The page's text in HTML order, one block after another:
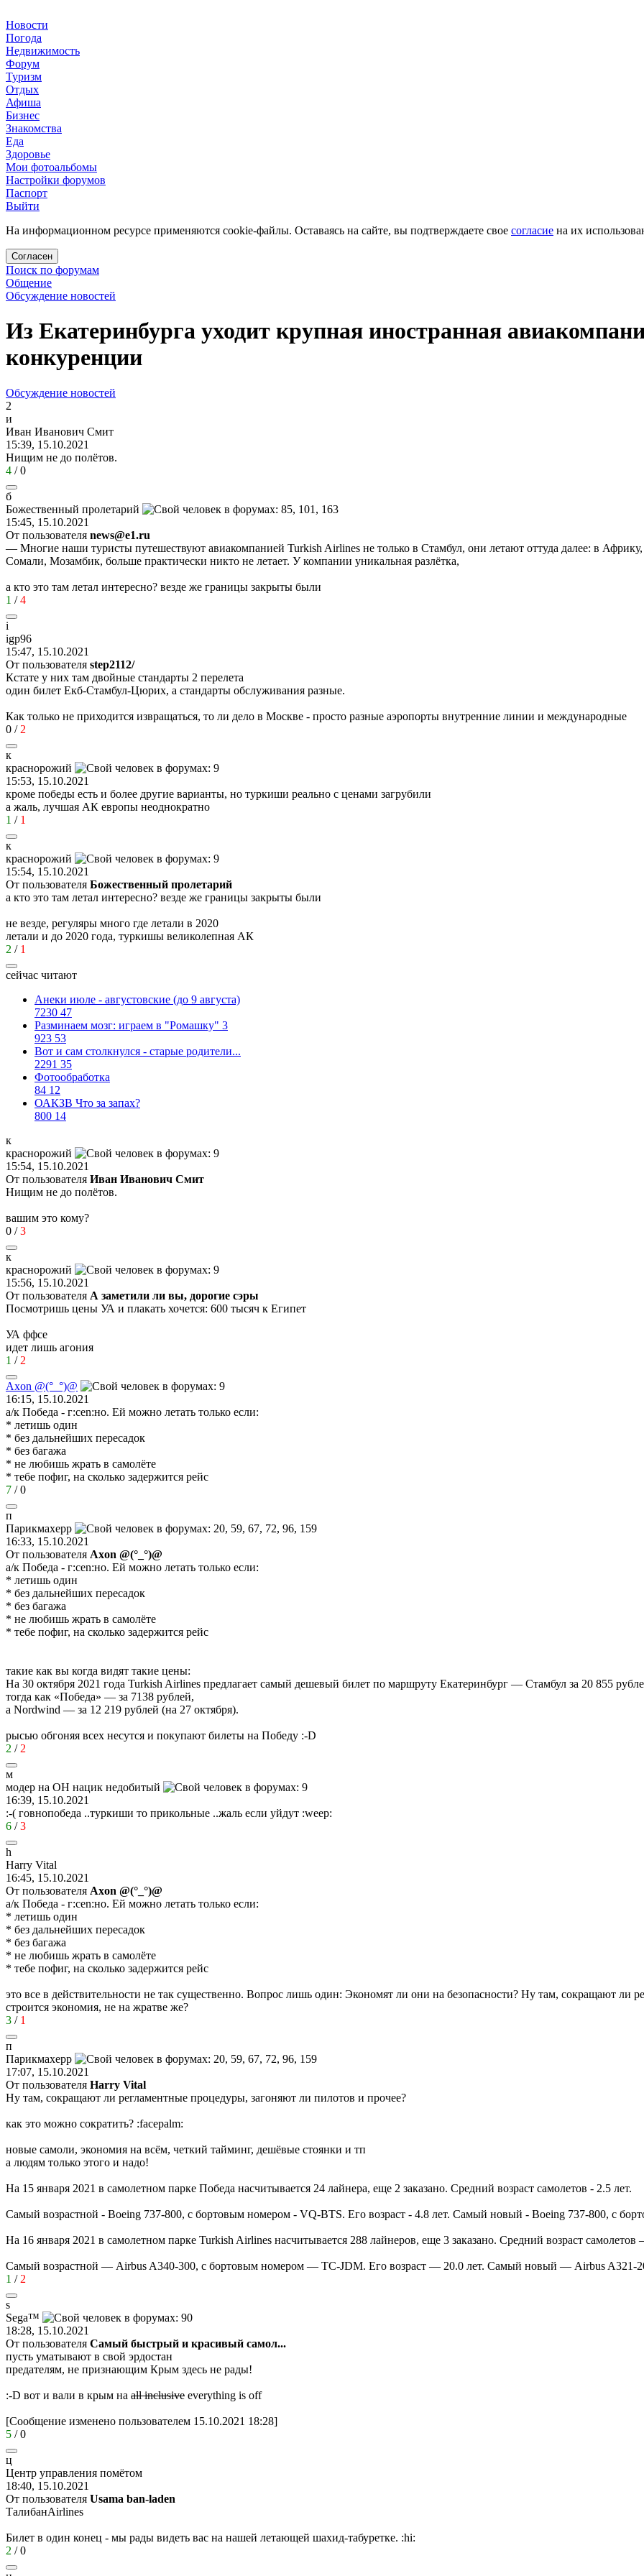
Новости
Погода
Недвижимость
Форум
Туризм
Отдых
Афиша
Бизнес
Знакомства
Еда
Здоровье
Мои фотоальбомы
Настройки форумов
Паспорт
Выйти
На информационном ресурсе применяются cookie-файлы. Оставаясь на сайте, вы подтверждаете свое согласие на их
Согласен
Поиск по форумам
Общение
Обсуждение новостей
Из Екатеринбурга уходит крупная иностранная
конкуренции
Обсуждение новостей
2
и
Иван Иванович Смит
15:39, 15.10.2021
Нищим не до полётов.
4 /0
б
Божественный пролетарий
15:45, 15.10.2021
От пользователя news@e1.ru
— Многие наши туристы путешествуют авиакомпанией Turkish Airlines не только в Стамбул, они летают оттуда далее: в
Сомали, Мозамбик, больше практически никто не летает. У компании уникальная разлётка,
а кто это там летал интересно? везде же границы закрыты были
1 /4
i
igp96
15:47, 15.10.2021
От пользователя step2112/
Кстате у них там двойные стандарты 2 перелета
один билет Екб-Стамбул-Цюрих, а стандарты обслуживания разные.
Как только не приходится извращаться, то ли дело в Москве - просто разные аэропорты внутренние линии и международные
0 / 2
к
краснорожий
15:53, 15.10.2021
кроме победы есть и более другие варианты, но туркиши реально с ценами загрубили
а жаль, лучшая АК европы неоднократно
1 / 1
к
краснорожий
15:54, 15.10.2021
От пользователя Божественный пролетарий
а кто это там летал интересно? везде же границы закрыты были
не везде, регуляры много где летали в 2020
летали и до 2020 года, туркишы великолепная АК
2 / 1
сейчас читают
Анеки июле - августовские (до 9 августа)
7230 47
Разминаем мозг: играем в "Ромашку" 3
923 53
Вот и сам столкнулся - старые родители...
2291 35
Фотообработка
84 12
ОАКЗВ Что за запах?
800 14
к
краснорожий
15:54, 15.10.2021
От пользователя Иван Иванович Смит
Нищим не до полётов.
вашим это кому?
0 /3
к
краснорожий
15:56, 15.10.2021
От пользователя А заметили ли вы, дорогие сэры
Посмотришь цены УА и плакать хочется: 600 тысяч к Египет
УА ффсе
идет лишь агония
1 / 2
Axon @(°_°)@
16:15, 15.10.2021
а/к Победа - г:cen:но. Ей можно летать только если:
* летишь один
* без дальнейших пересадок
* без багажа
* не любишь жрать в самолёте
* тебе пофиг, на сколько задержится рейс
7 /0
п
Парикмахерр
16:33, 15.10.2021
От пользователя Axon @(°_°)@
а/к Победа - г:cen:но. Ей можно летать только если:
* летишь один
* без дальнейших пересадок
* без багажа
* не любишь жрать в самолёте
* тебе пофиг, на сколько задержится рейс
такие как вы когда видят такие цены:
На 30 октября 2021 года Turkish Airlines предлагает самый дешевый билет по маршруту Екатеринбург — Стамбул за 20 855
тогда как «Победа» — за 7138 рублей,
а Nordwind — за 12 219 рублей (на 27 октября).
рысью обгоняя всех несутся и покупают билеты на Победу :-D
2 / 2
м
модер на ОН нацик недобитый
16:39, 15.10.2021
:-( говнопобеда ..туркиши то прикольные ..жаль если уйдут :weep:
6 /3
h
Harry Vital
16:45, 15.10.2021
От пользователя Axon @(°_°)@
а/к Победа - г:cen:но. Ей можно летать только если:
* летишь один
* без дальнейших пересадок
* без багажа
* не любишь жрать в самолёте
* тебе пофиг, на сколько задержится рейс
это все в действительности не так существенно. Вопрос лишь один: Экономят ли они на безопасности? Ну там, сокращают ли
строится экономия, не на жратве же?
3 / 1
п
Парикмахерр
17:07, 15.10.2021
От пользователя Harry Vital
Ну там, сокращают ли регламентные процедуры, загоняют ли пилотов и прочее?
как это можно сократить? :facepalm:
новые самоли, экономия на всём, четкий тайминг, дешёвые стоянки и тп
а людям только этого и надо!
На 15 января 2021 в самолетном парке Победа насчитывается 24 лайнера, еще 2 заказано. Средний возраст самолетов - 2.5 лет.
Самый возрастной - Boeing 737-800, с бортовым номером - VQ-BTS. Его возраст - 4.8 лет. Самый новый - Boeing 737-800, с
На 16 января 2021 в самолетном парке Turkish Airlines насчитывается 288 лайнеров, еще 3 заказано. Средний возраст самолетов
Самый возрастной — Airbus A340-300, с бортовым номером — TC-JDM. Его возраст — 20.0 лет. Самый новый — Airbus A321-
1 / 2
s
Sega™
18:28, 15.10.2021
От пользователя Самый быстрый и красивый самол...
пусть уматывают в свой эрдостан
предателям, не признающим Крым здесь не рады!
:-D вот и вали в крым на all inclusive everything is off
[Сообщение изменено пользователем 15.10.2021 18:28]
5 /0
ц
Центр управления помётом
18:40, 15.10.2021
От пользователя Usama ban-laden
ТалибанAirlines
Билет в один конец - мы рады видеть вас на нашей летающей шахид-табуретке. :hi:
2 /0